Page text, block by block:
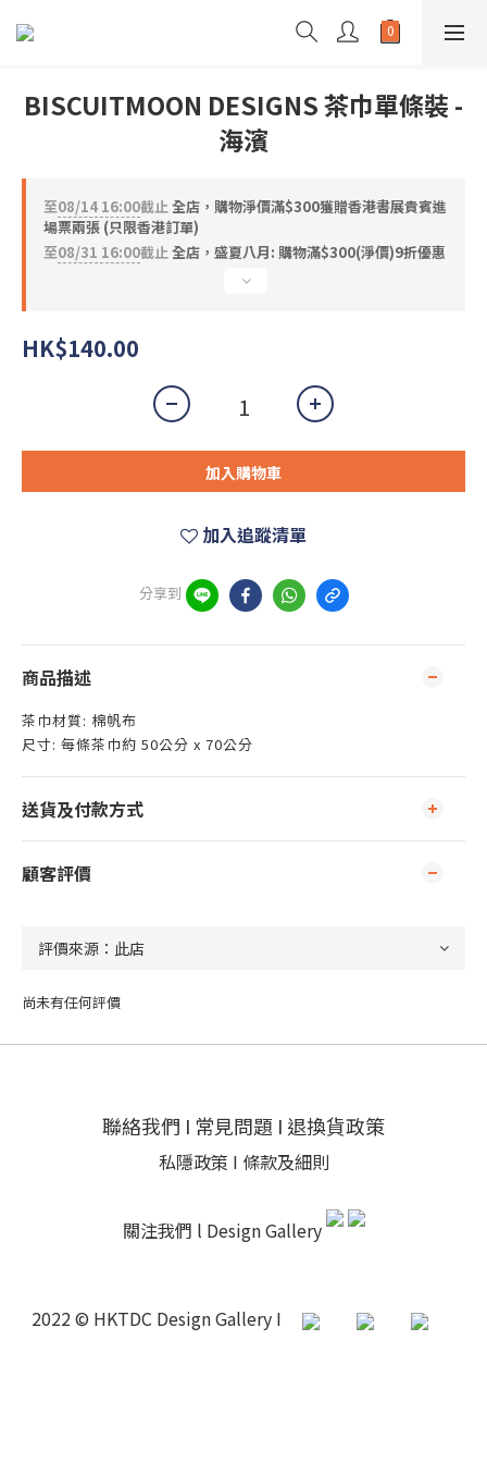
BISCUITMOON DESIGNS 茶巾單條裝 -
海濱
至08/14 16:00截止全店，購物淨價滿$300獲贈香港書展貴賓進
場票兩張 (只限香港訂單)
至08/31 16:00截止全店，盛夏八月: 購物滿$300(淨價)9折優惠
HK$140.00
加入購物車
加入追蹤清單
分享到
商品描述
茶巾材質: 棉帆布
尺寸: 每條茶巾約 50公分 x 70公分
送貨及付款方式
顧客評價
尚未有任何評價
聯絡我們 I 常見問題 I 退換貨政策
私隱政策 I 條款及細則
關注我們 l Design Gallery
2022 © HKTDC Design Gallery I